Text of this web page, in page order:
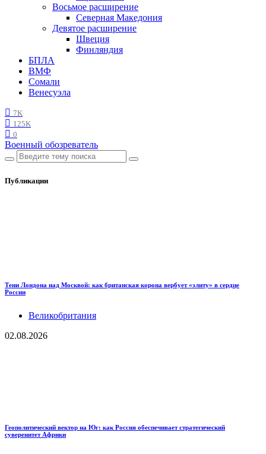
Восьмое расширение
Северная Македония
Девятое расширение
Швеция
Финляндия
БПЛА
ВМФ
Сомали
Венесуэла
7K
125K
0
Военный обозреватель
Публикации
Тени Лондона над Москвой: как британская корона вербует «элиту» в сердце
России
Великобритания
02.08.2026
Геополитический вектор на Юг: как Россия обеспечивает стратегический
суверенитет Африки